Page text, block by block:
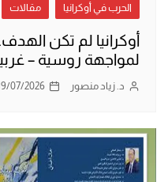
الحرب في أوكرانيا مقالات
أوكرانيا لم تكن
لمواجهة روسية –
د. زياد منصور 07/2026